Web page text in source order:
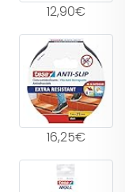
12,90€
16,25€